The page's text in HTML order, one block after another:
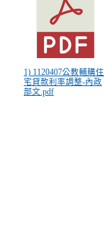
1) 1120407公教輔購住
宅貸款利率調整-內政
部文.pdf